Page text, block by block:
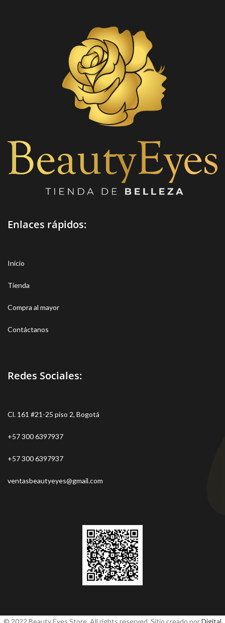
Enlaces rápidos:
Inicio
Tienda
Compra al mayor
Contáctanos
Redes Sociales:
Cl. 161 #21-25 piso 2, Bogotá
+57 300 6397937
+57 300 6397937
ventasbeautyeyes@gmail.com